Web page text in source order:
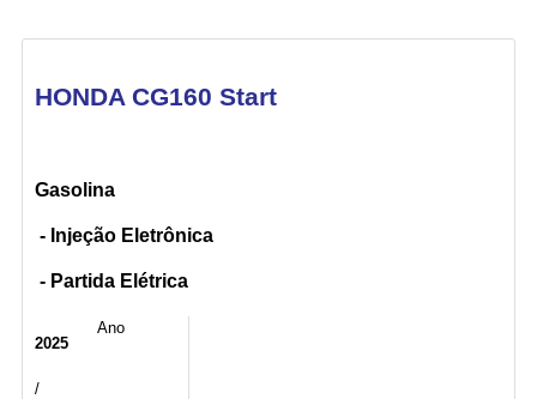
HONDA CG160 Start
Gasolina
- Injeção Eletrônica
- Partida Elétrica
Ano
2025
/